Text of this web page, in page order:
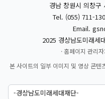
경남 창원시 의창구
Tel. (055) 711-
Email.
2025 경상남도미래
· 홈페이지 관리
본 사이트의 일부 이미지 및 영상 콘텐